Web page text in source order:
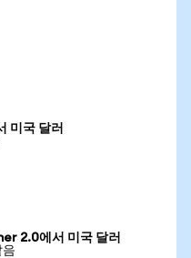
미국 달러
2.0에서 미국 달러